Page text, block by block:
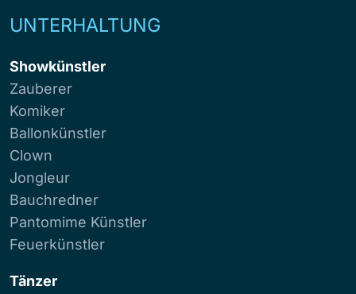
UNTERHALTUNG
Showkünstler
Zauberer
Komiker
Ballonkünstler
Clown
Jongleur
Bauchredner
Pantomime Künstler
Feuerkünstler
Tänzer